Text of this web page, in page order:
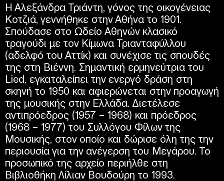
Η Αλεξάνδρα Τριάντη, γόνος της οικογένειας
Κοτζιά, γεννήθηκε στην Αθήνα το 1901.
Σπούδασε στο Ωδείο Αθηνών κλασικό
τραγούδι με τον Κίμωνα Τριανταφύλλου
(αδελφό του Αττίκ) και συνέχισε τις σπουδές
της στη Βιέννη. Σημαντική ερμηνεύτρια του
Lied, εγκαταλείπει την ενεργό δράση στη
σκηνή το 1950 και αφιερώνεται στην προαγωγή
της μουσικής στην Ελλάδα. Διετέλεσε
αντιπρόεδρος (1957 – 1968) και πρόεδρος
(1968 – 1977) του Συλλόγου Φίλων της
Μουσικής, στον οποίο και δώρισε όλη της την
περιουσία για την ανέγερση του Μεγάρου. Το
προσωπικό της αρχείο περιήλθε στη
Βιβλιοθήκη Λίλιαν Βουδούρη το 1993.